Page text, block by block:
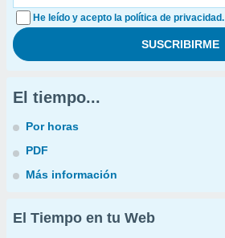
He leído y acepto la política de privacidad.
El tiempo...
Por horas
PDF
Más información
El Tiempo en tu Web